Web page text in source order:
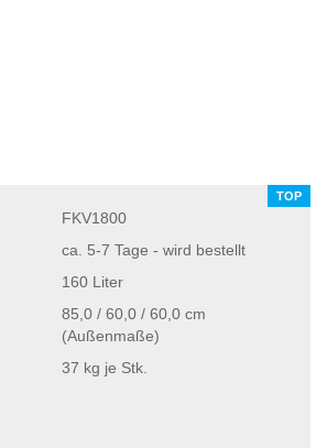
TOP
FKV1800
ca. 5-7 Tage - wird bestellt
160 Liter
85,0 / 60,0 / 60,0 cm
(Außenmaße)
37 kg je Stk.